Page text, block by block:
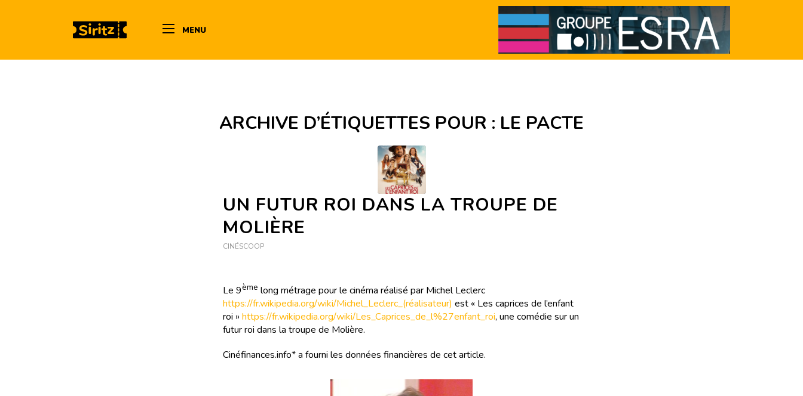
MENU
ARCHIVE D’ÉTIQUETTES POUR : LE PACTE
UN FUTUR ROI DANS LA TROUPE DE
MOLIÈRE
CINÉSCOOP
Le 9ème long métrage pour le cinéma réalisé par Michel Leclerc
https://fr.wikipedia.org/wiki/Michel_Leclerc_(réalisateur) est « Les caprices de l’enfant
roi » https://fr.wikipedia.org/wiki/Les_Caprices_de_l%27enfant_roi, une comédie sur un
futur roi dans la troupe de Molière.
Cinéfinances.info* a fourni les données financières de cet article.